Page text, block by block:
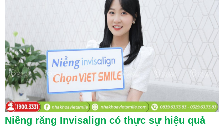
Niềng răng Invisalign có thực sự hiệu quả